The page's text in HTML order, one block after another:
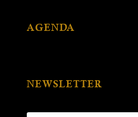
AGENDA
NEWSLETTER